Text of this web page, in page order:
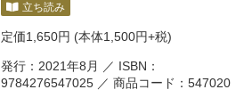
立ち読み
定価1,650円 (本体1,500円+税)
発行：2021年8月 ／ ISBN：
9784276547025 ／ 商品コード：547020